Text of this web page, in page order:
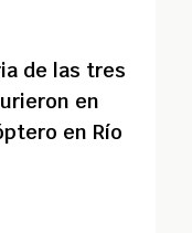
de las tres
en
en Río